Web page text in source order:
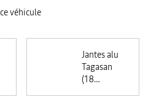
véhicule
Jantes alu
Tagasan
(18